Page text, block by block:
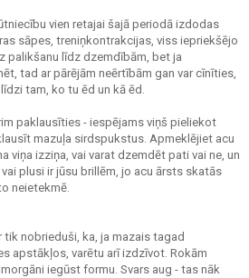
vien retajai šajā periodā izdodas
sāpes, treniņkontrakcijas, viss iepriekšējo
palikšanu līdz dzemdībām, bet ja
tad ar pārējām neērtībām gan var cīnīties,
tam, ko tu ēd un kā ēd.
paklausīties - iespējams viņš pieliekot
mazuļa sirdspukstus. Apmeklējiet acu
viņa izziņa, vai varat dzemdēt pati vai ne, un
plusi ir jūsu brillēm, jo acu ārsts skatās
neietekmē.
tik nobrieduši, ka, ja mazais tagad
apstākļos, varētu arī izdzīvot. Rokām
iegūst formu. Svars aug - tas nāk